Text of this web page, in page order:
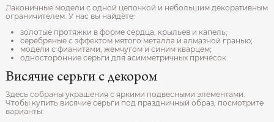
Лаконичные модели с одной цепочкой и небольшим декоративным
ограничителем. У нас вы найдёте:
золотые протяжки в форме сердца, крыльев и капель;
серебряные с эффектом мятого металла и алмазной гранью;
модели с фианитами, жемчугом и синим кварцем;
односторонние серьги для асимметричных причёсок.
Висячие серьги с декором
Здесь собраны украшения с яркими подвесными элементами.
Чтобы купить висячие серьги под праздничный образ, посмотрите
варианты: